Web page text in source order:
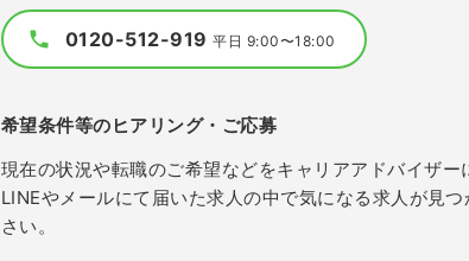
0120-512-919平日 9:00〜18:00
希望条件等のヒアリング・ご応募
現在の状況や転職のご希望などをキャリアアドバイザー
LINEやメールにて届いた求人の中で気になる求人が見
さい。